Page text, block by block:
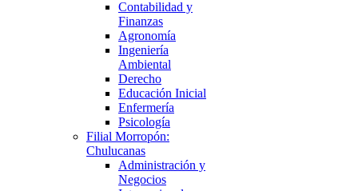
Contabilidad y
Finanzas
Agronomía
Ingeniería
Ambiental
Derecho
Educación Inicial
Enfermería
Psicología
Filial Morropón:
Chulucanas
Administración y
Negocios